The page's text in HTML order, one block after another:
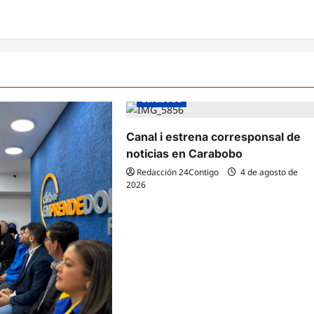
Carabobo
Canal i estrena corresponsal de
noticias en Carabobo
Redacción 24Contigo
4 de agosto de
2026